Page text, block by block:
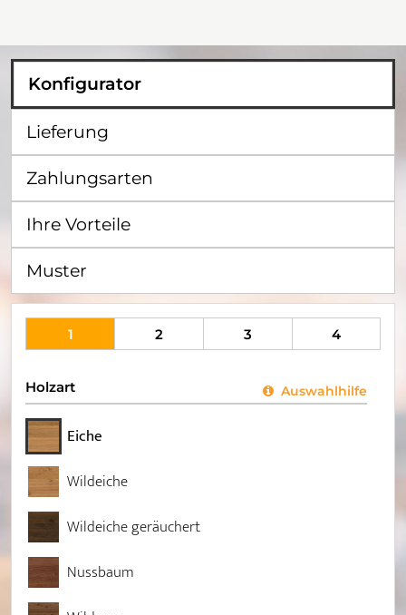
Konfigurator
Lieferung
Zahlungsarten
Ihre Vorteile
Muster
1 2 3 4
Holzart Auswahlhilfe
Eiche
Wildeiche
Wildeiche geräuchert
Nussbaum